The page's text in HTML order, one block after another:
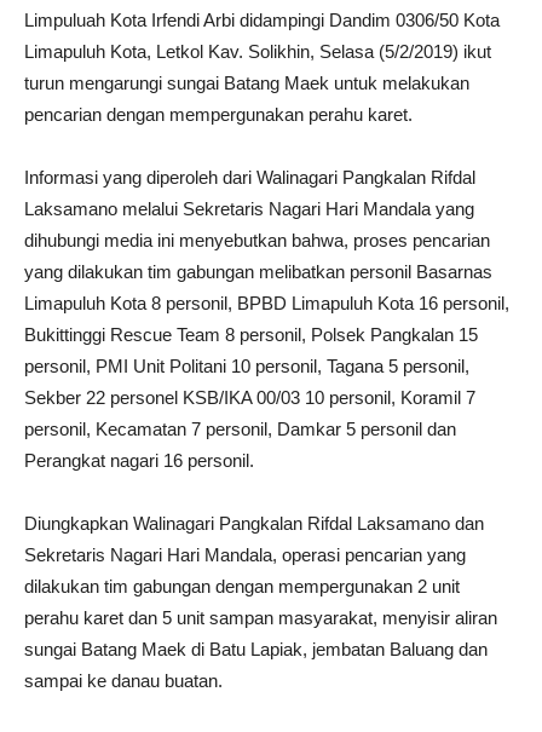
Limpuluah Kota Irfendi Arbi didampingi Dandim 0306/50 Kota
Limapuluh Kota, Letkol Kav. Solikhin, Selasa (5/2/2019) ikut
turun mengarungi sungai Batang Maek untuk melakukan
pencarian dengan mempergunakan perahu karet.
Informasi yang diperoleh dari Walinagari Pangkalan Rifdal
Laksamano melalui Sekretaris Nagari Hari Mandala yang
dihubungi media ini menyebutkan bahwa, proses pencarian
yang dilakukan tim gabungan melibatkan personil Basarnas
Limapuluh Kota 8 personil, BPBD Limapuluh Kota 16 personil,
Bukittinggi Rescue Team 8 personil, Polsek Pangkalan 15
personil, PMI Unit Politani 10 personil, Tagana 5 personil,
Sekber 22 personel KSB/IKA 00/03 10 personil, Koramil 7
personil, Kecamatan 7 personil, Damkar 5 personil dan
Perangkat nagari 16 personil.
Diungkapkan Walinagari Pangkalan Rifdal Laksamano dan
Sekretaris Nagari Hari Mandala, operasi pencarian yang
dilakukan tim gabungan dengan mempergunakan 2 unit
perahu karet dan 5 unit sampan masyarakat, menyisir aliran
sungai Batang Maek di Batu Lapiak, jembatan Baluang dan
sampai ke danau buatan.